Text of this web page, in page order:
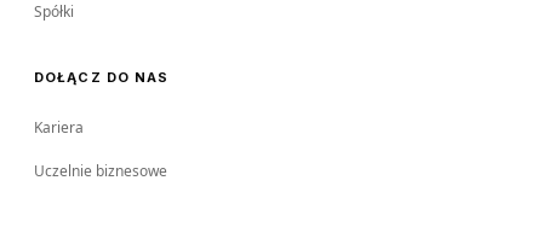
Spółki
DOŁĄCZ DO NAS
Kariera
Uczelnie biznesowe